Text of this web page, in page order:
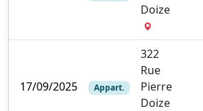
Doize
17/09/2025 Appart.
322
Rue
Pierre
Doize